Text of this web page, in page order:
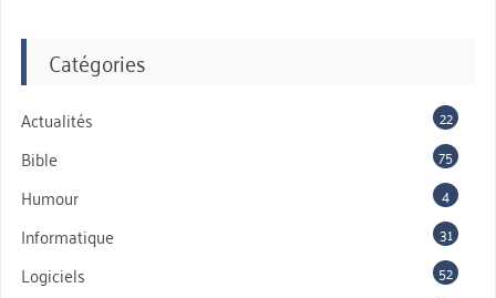
Catégories
Actualités 22
Bible 75
Humour 4
Informatique 31
Logiciels 52